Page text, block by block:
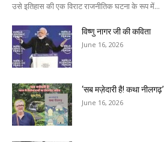
उसे इतिहास की एक विराट राजनीतिक घटना के रूप में...
विष्णु नागर जी की कविता
June 16, 2026
‘सब मज़ेदारी है! कथा नीलगढ़’
June 16, 2026